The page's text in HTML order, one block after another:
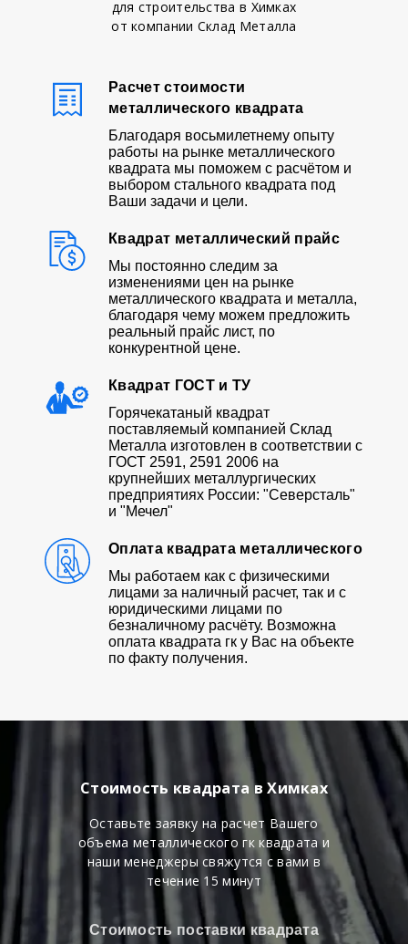
для строительства в Химках
от компании Склад Металла
Расчет стоимости
металлического квадрата
Благодаря восьмилетнему опыту
работы на рынке металлического
квадрата мы поможем с расчётом и
выбором стального квадрата под
Ваши задачи и цели.
Квадрат металлический прайс
Мы постоянно следим за
изменениями цен на рынке
металлического квадрата и металла,
благодаря чему можем предложить
реальный прайс лист, по
конкурентной цене.
Квадрат ГОСТ и ТУ
Горячекатаный квадрат
поставляемый компанией Склад
Металла изготовлен в соответствии с
ГОСТ 2591, 2591 2006 на
крупнейших металлургических
предприятиях России: "Северсталь"
и "Мечел"
Оплата квадрата металлического
Мы работаем как с физическими
лицами за наличный расчет, так и с
юридическими лицами по
безналичному расчёту. Возможна
оплата квадрата гк у Вас на объекте
по факту получения.
Стоимость квадрата в Химках
Оставьте заявку на расчет Вашего
объема металлического гк квадрата и
наши менеджеры свяжутся с вами в
течение 15 минут
Стоимость поставки квадрата